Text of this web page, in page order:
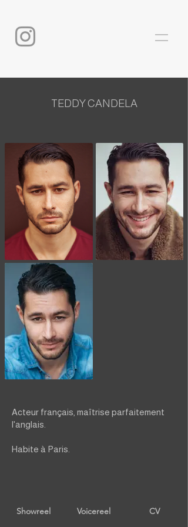
TEDDY CANDELA
Acteur français, maîtrise parfaitement
l'anglais.
Habite à Paris.
Showreel Voicereel CV